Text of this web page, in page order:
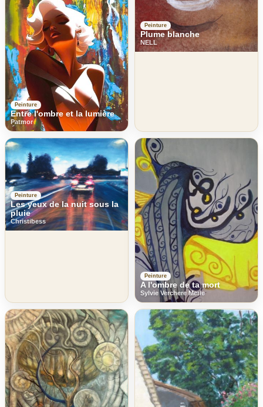
Peinture
Entre l'ombre et la lumière
Patmor
Peinture
Plume blanche
NELL
Peinture
Les yeux de la nuit sous la
pluie
Christibess
Peinture
A l'ombre de ta mort
Sylvie Verchere Merle